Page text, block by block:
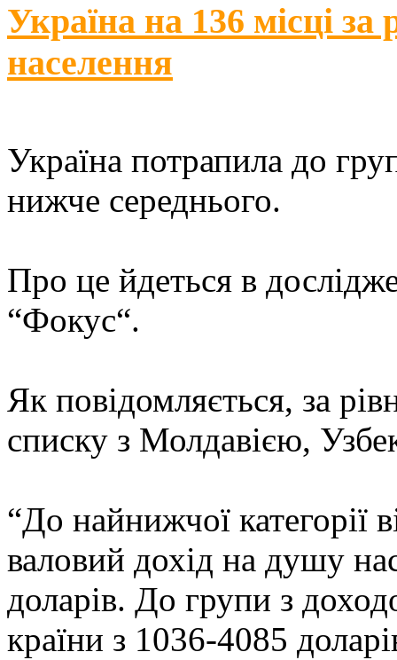
Україна на 136 місці
населення
Україна потрапила до
нижче середнього.
Про це йдеться в
“Фокус“.
Як повідомляється, за
списку з Молдавією,
“До найнижчої категорії
валовий дохід на душу
доларів. До групи з
країни з 1036-4085